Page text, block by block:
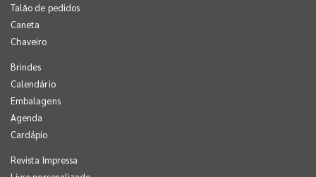
Talão de pedidos
Caneta
Chaveiro
Brindes
Calendário
Embalagens
Agenda
Cardápio
Revista Impressa